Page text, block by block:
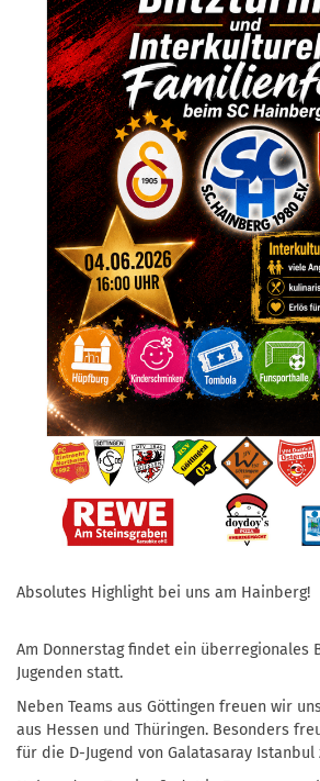
Absolutes Highlight bei uns am Hainberg!
Am Donnerstag findet ein überregionales
Jugenden statt.
Neben Teams aus Göttingen freuen wir
aus Hessen und Thüringen. Besonders
für die D-Jugend von Galatasaray Istanbul